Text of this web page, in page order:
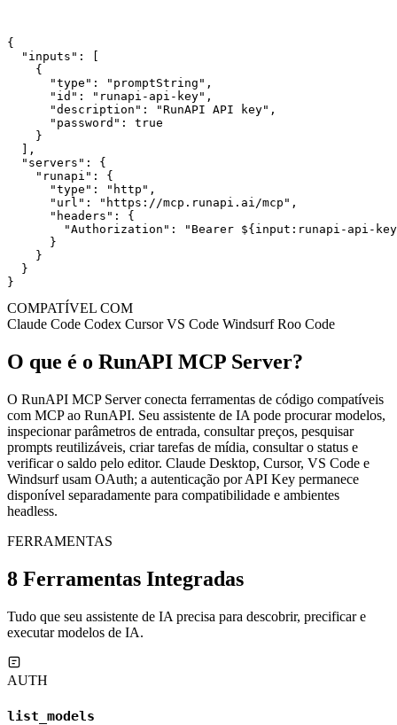
{
  "inputs": [
    {
      "type": "promptString",
      "id": "runapi-api-key",
      "description": "RunAPI API key",
      "password": true
    }
  ],
  "servers": {
    "runapi": {
      "type": "http",
      "url": "https://mcp.runapi.ai/mcp",
      "headers": {
"Authorization": "Bearer ${input:runapi-api-
      }
    }
  }
}
COMPATÍVEL COM
Claude Code Codex Cursor VS Code Windsurf Roo Code
O que é o RunAPI MCP Server?
O RunAPI MCP Server conecta ferramentas de código compatíveis
com MCP ao RunAPI. Seu assistente de IA pode procurar modelos,
inspecionar parâmetros de entrada, consultar preços, pesquisar
prompts reutilizáveis, criar tarefas de mídia, consultar o status e
verificar o saldo pelo editor. Claude Desktop, Cursor, VS Code e
Windsurf usam OAuth; a autenticação por API Key permanece
disponível separadamente para compatibilidade e ambientes
headless.
FERRAMENTAS
8 Ferramentas Integradas
Tudo que seu assistente de IA precisa para descobrir, precificar e
executar modelos de IA.
AUTH
list_models